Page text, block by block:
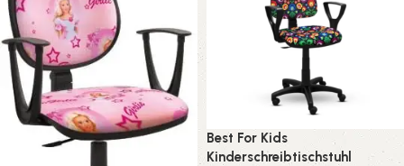
Best For Kids
Kinderschreibtischstuhl